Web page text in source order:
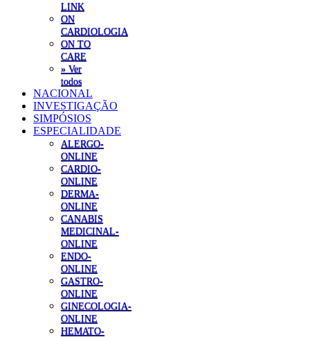
LINK
ON
CARDIOLOGIA
ON TO
CARE
» Ver
todos
NACIONAL
INVESTIGAÇÃO
SIMPÓSIOS
ESPECIALIDADE
ALERGO-
ONLINE
CARDIO-
ONLINE
DERMA-
ONLINE
CANABIS
MEDICINAL-
ONLINE
ENDO-
ONLINE
GASTRO-
ONLINE
GINECOLOGIA-
ONLINE
HEMATO-